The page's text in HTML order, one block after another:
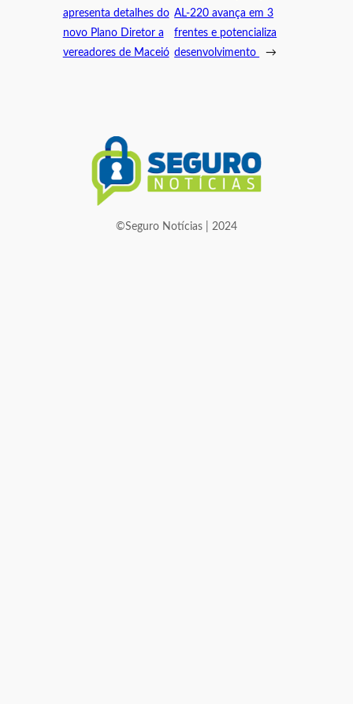
apresenta detalhes do
novo Plano Diretor a
vereadores de Maceió
AL-220 avança em 3
frentes e potencializa
desenvolvimento
→
©Seguro Notícias | 2024